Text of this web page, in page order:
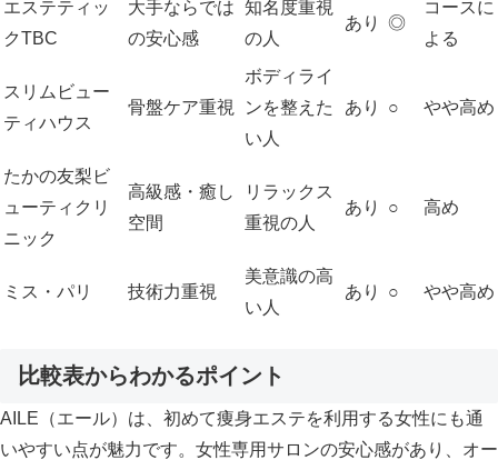
エステティッ
クTBC
大手ならでは
の安心感
知名度重視
の人
あり ◎
コースに
よる
スリムビュー
ティハウス
骨盤ケア重視
ボディライ
ンを整えた
い人
あり ○ やや高め
たかの友梨ビ
ューティクリ
ニック
高級感・癒し
空間
リラックス
重視の人
あり ○ 高め
ミス・パリ 技術力重視
美意識の高
い人
あり ○ やや高め
比較表からわかるポイント
AILE（エール）は、初めて痩身エステを利用する女性にも通
いやすい点が魅力です。女性専用サロンの安心感があり、オー